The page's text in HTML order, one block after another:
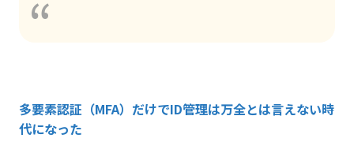
多要素認証（MFA）だけでID管理は万全とは言えない時
代になった